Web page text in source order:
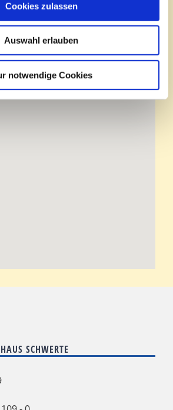
Cookies zulassen
Auswahl erlauben
notwendige Cookies
Schwerte
9
SCHWERTE